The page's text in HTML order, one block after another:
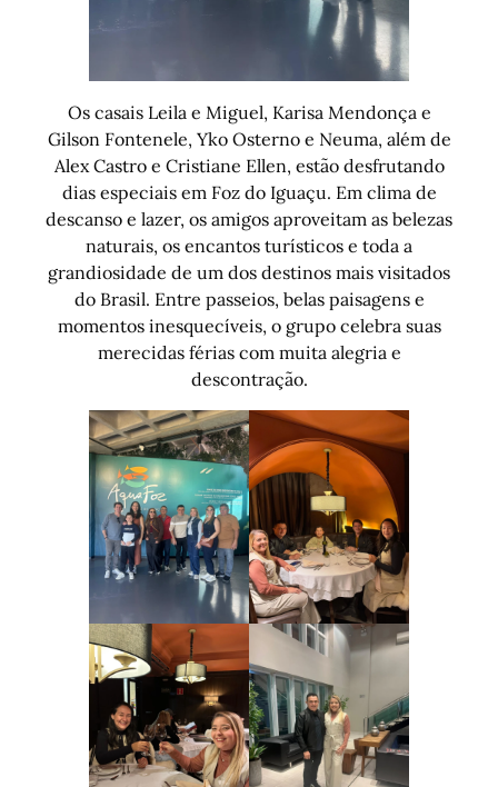
Os casais Leila e Miguel, Karisa Mendonça e
Gilson Fontenele, Yko Osterno e Neuma, além de
Alex Castro e Cristiane Ellen, estão desfrutando
dias especiais em Foz do Iguaçu. Em clima de
descanso e lazer, os amigos aproveitam as belezas
naturais, os encantos turísticos e toda a
grandiosidade de um dos destinos mais visitados
do Brasil. Entre passeios, belas paisagens e
momentos inesquecíveis, o grupo celebra suas
merecidas férias com muita alegria e
descontração.